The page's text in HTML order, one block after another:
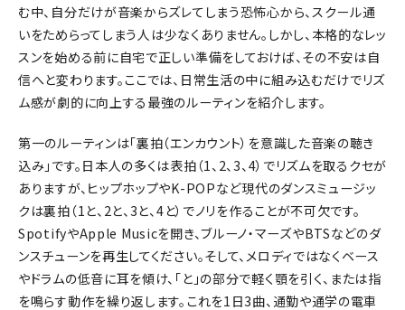
む中、自分だけが音楽からズレてしまう恐怖心から、スクール通
いをためらってしまう人は少なくありません。しかし、本格的なレッ
スンを始める前に自宅で正しい準備をしておけば、その不安は自
信へと変わります。ここでは、日常生活の中に組み込むだけでリズ
ム感が劇的に向上する最強のルーティンを紹介します。
第一のルーティンは「裏拍（エンカウント）を意識した音楽の聴き
込み」です。日本人の多くは表拍（1、2、3、4）でリズムを取るクセが
ありますが、ヒップホップやK-POPなど現代のダンスミュージッ
クは裏拍（1と、2と、3と、4と）でノリを作ることが不可欠です。
SpotifyやApple Musicを開き、ブルーノ・マーズやBTSなどのダ
ンスチューンを再生してください。そして、メロディではなくベース
やドラムの低音に耳を傾け、「と」の部分で軽く顎を引く、または指
を鳴らす動作を繰り返します。これを1日3曲、通勤や通学の電車